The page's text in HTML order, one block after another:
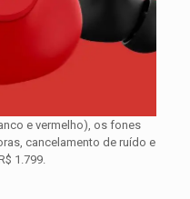
e vermelho), os fones
cancelamento de ruído e
1.799.